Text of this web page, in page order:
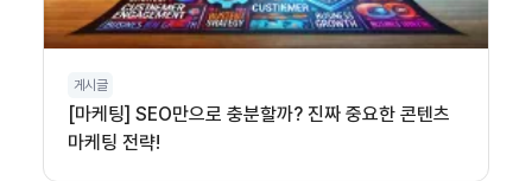
게시글
[마케팅] SEO만으로 충분할까? 진짜 중요한 콘텐츠
마케팅 전략!